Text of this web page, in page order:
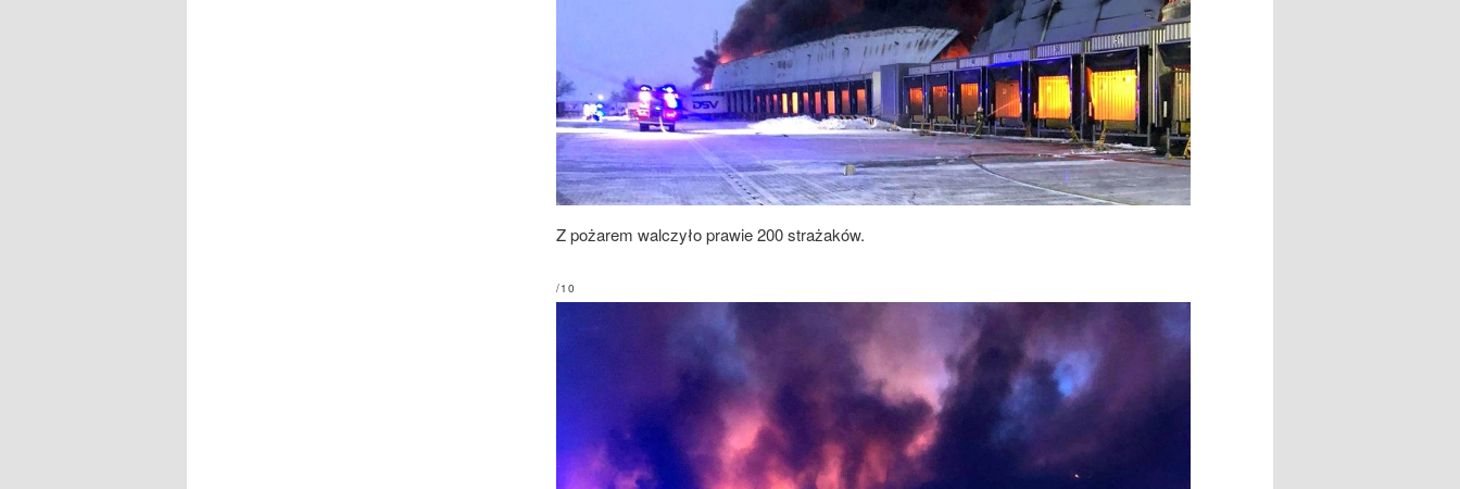
Z pożarem walczyło prawie 200 strażaków.
/10